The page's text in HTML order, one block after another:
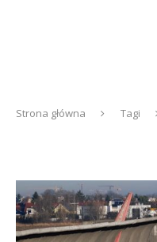
Strona główna Tagi